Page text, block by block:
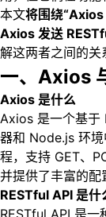
本文将围绕“Axios
Axios 发送
解这两者之间的关
一、Axios
Axios 是什么
Axios 是一个基于
器和 Node.js 环
程，支持 GET、
并提供了丰富的配
RESTful API 是什
RESTful API 是一